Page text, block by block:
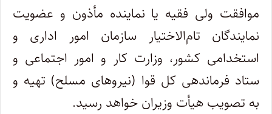
موافقت ولی فقیه یا نماینده مأذون و عضویت
نمایندگان تام‌الاختیار سازمان امور اداری و
استخدامی کشور، وزارت کار و امور اجتماعی و
ستاد فرماندهی کل قوا (نیروهای مسلح) تهیه و
به تصویب هیأت وزیران خواهد رسید.